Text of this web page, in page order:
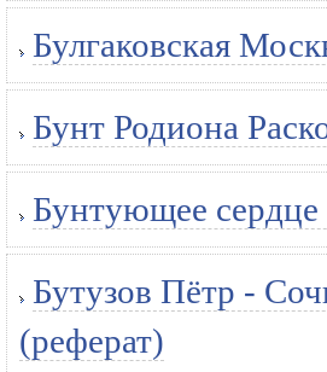
Булгаковская
Бунт Родиона
Бунтующее сердце
Бутузов Пётр -
(реферат)